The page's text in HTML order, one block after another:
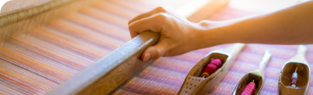
Sök kurser och evenemang
Om SV
Starta studiecirkel